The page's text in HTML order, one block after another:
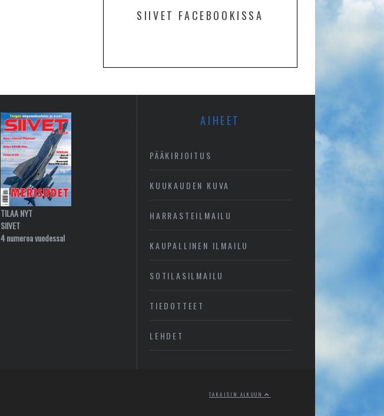
SIIVET FACEBOOKISSA
TILAA NYT
SIIVET
4 numeroa vuodessa!
AIHEET
PÄÄKIRJOITUS
KUUKAUDEN KUVA
HARRASTEILMAILU
KAUPALLINEN ILMAILU
SOTILASILMAILU
TIEDOTTEET
LEHDET
TAKAISIN ALKUUN